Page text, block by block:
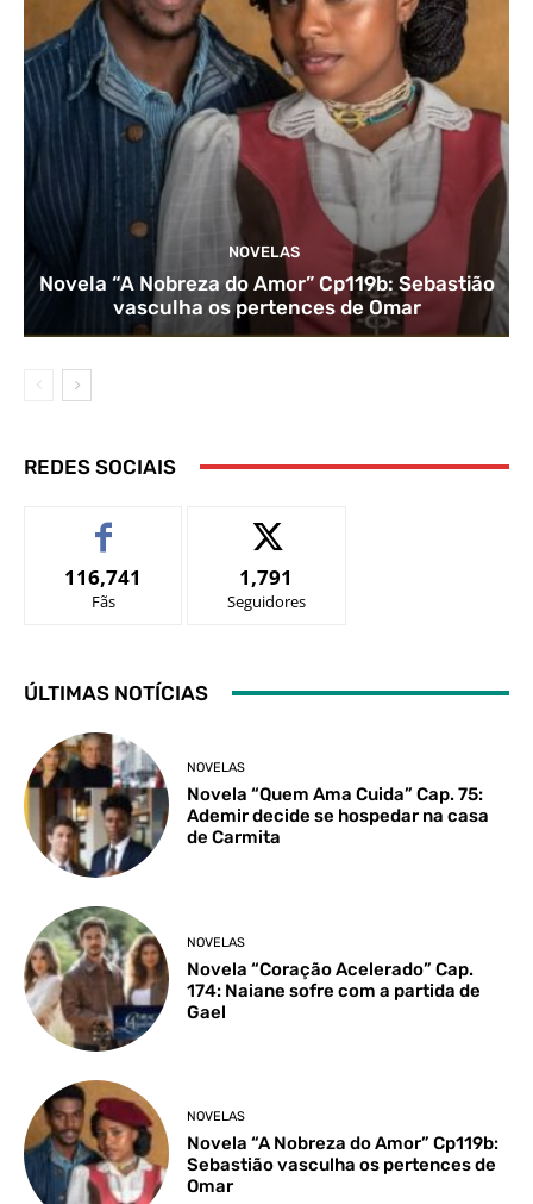
NOVELAS
Novela “A Nobreza do Amor” Cp119b: Sebastião
vasculha os pertences de Omar
REDES SOCIAIS
116,741
Fãs
1,791
Seguidores
ÚLTIMAS NOTÍCIAS
NOVELAS
Novela “Quem Ama Cuida” Cap. 75:
Ademir decide se hospedar na casa
de Carmita
NOVELAS
Novela “Coração Acelerado” Cap.
174: Naiane sofre com a partida de
Gael
NOVELAS
Novela “A Nobreza do Amor” Cp119b:
Sebastião vasculha os pertences de
Omar